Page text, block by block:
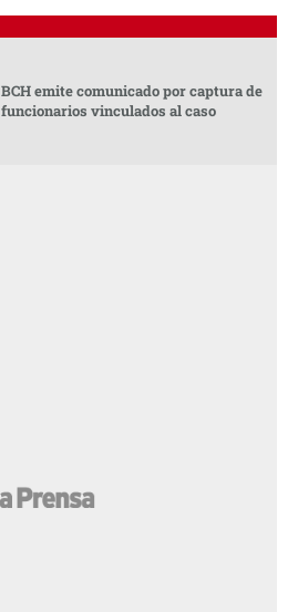
BCH emite comunicado por captura de
funcionarios vinculados al caso